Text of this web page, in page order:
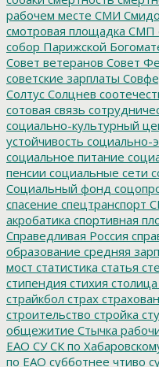
рабочем месте СМИ
смотровая площадка СМП
собор Парижской
Совет ветеранов Совет
советские зарплаты
Солтус Солцнев
сотовая связь
социально-культурный
устойчивость социально-
социальное питание
пенсии социальные сети
Социальный фонд
спасение спецтранспорт
акробатика спортивная
Справедливая Россия
образование средняя
мост статистика статья
стипендия стихия столица
страйкбол страх
строительство стройка
общежитие Стычка
ЕАО СУ СК по
по ЕАО субботнее чтиво